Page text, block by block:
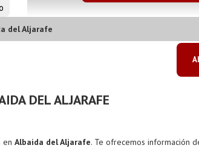
del Aljarafe
DEL ALJARAFE
en Albaida del Aljarafe. Te ofrecemos información